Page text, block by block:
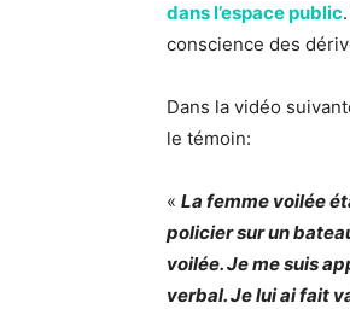
dans l’espace public
conscience des
Dans la vidéo
le témoin:
« La femme voilée
policier sur un
voilée. Je me suis
verbal. Je lui ai fait